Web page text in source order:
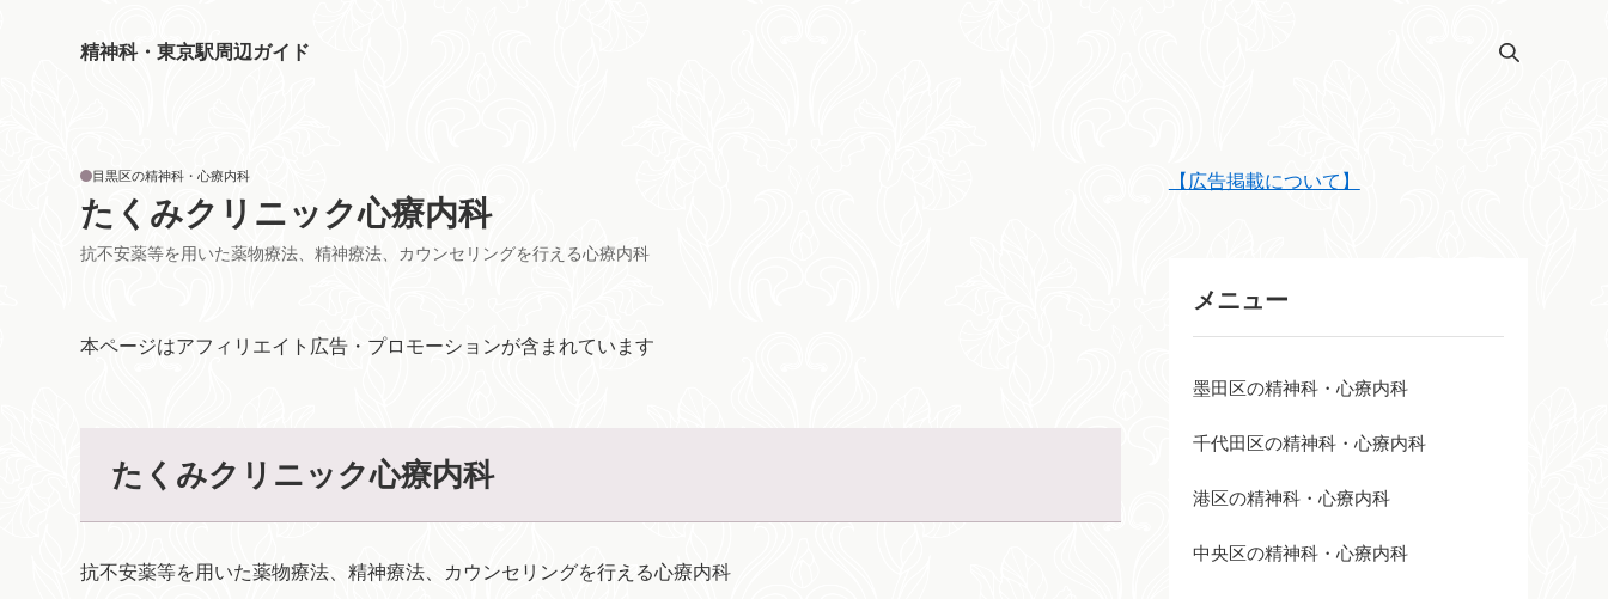
精神科・東京駅周辺ガイド
たくみクリニック心療内科
抗不安薬等を用いた薬物療法、精神療法、カウンセリングを行える心療内科
目黒区の精神科・心療内科
本ページはアフィリエイト広告・プロモーションが含まれています
たくみクリニック心療内科
抗不安薬等を用いた薬物療法、精神療法、カウンセリングを行える心療内科
【広告掲載について】
メニュー
墨田区の精神科・心療内科
千代田区の精神科・心療内科
港区の精神科・心療内科
中央区の精神科・心療内科